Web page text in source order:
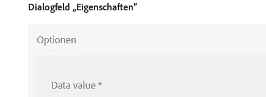
Dialogfeld „Eigenschaften“